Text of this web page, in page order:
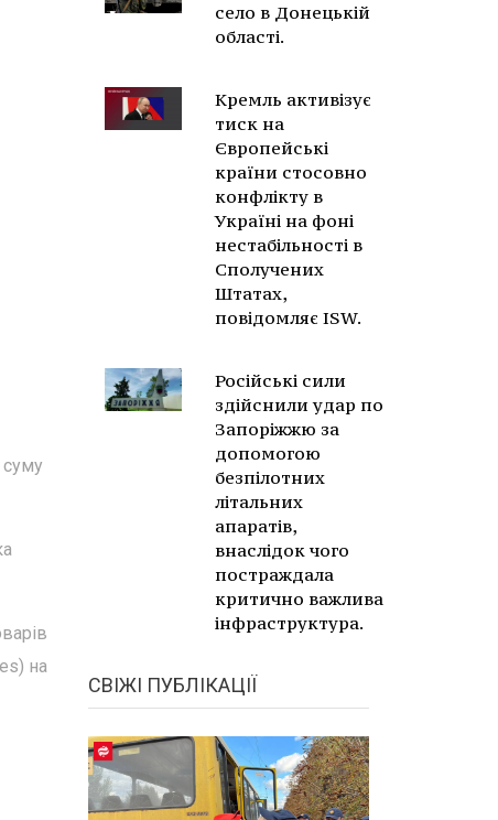
на
село в Донецькій
області.
Кремль активізує
тиск на
Європейські
країни стосовно
конфлікту в
Україні на фоні
нестабільності в
Сполучених
Штатах,
повідомляє ISW.
Російські сили
здійснили удар по
Запоріжжю за
допомогою
безпілотних
літальних
апаратів,
внаслідок чого
постраждала
критично важлива
інфраструктура.
СВІЖІ ПУБЛІКАЦІЇ